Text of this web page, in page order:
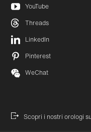
YouTube
Threads
LinkedIn
Pinterest
WeChat
Scopri i nostri orologi